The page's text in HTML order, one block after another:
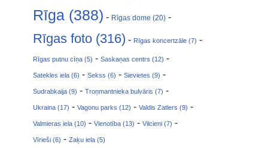
Rīga (388) - Rīgas dome (20) -
Rīgas foto (316) - Rīgas koncertzāle (7) -
Rīgas putnu cīņa (5) - Saskaņas centrs (12) -
Satekles iela (6) - Sekss (6) - Sievietes (9) -
Sudrabkaija (9) - Troņmantnieka bulvāris (7) -
Ukraina (17) - Vagonu parks (12) - Valdis Zatlers (9) -
Valmieras iela (10) - Vienotība (13) - Vilcieni (7) -
Vīrieši (6) - Zaķu iela (5)